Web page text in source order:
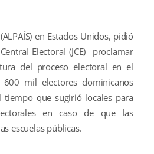
en Estados Unidos, pidió
Electoral (JCE) proclamar
del proceso electoral en el
mil electores dominicanos
tiempo que sugirió locales para
en caso de que las
escuelas públicas.